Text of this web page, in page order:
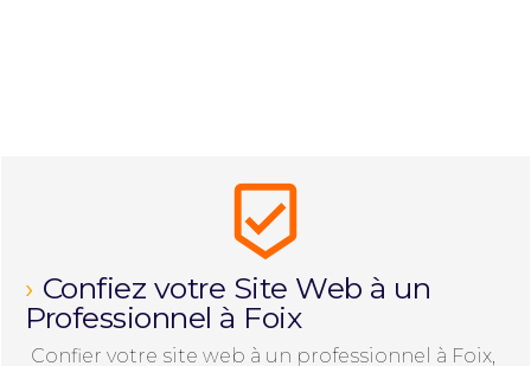
beenhere
Confiez votre Site Web à un
Professionnel à Foix​
Confier votre site web à un professionnel à Foix,